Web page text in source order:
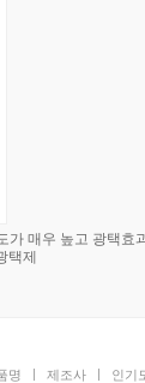
가 매우 높고 광택효
택제
명 | 제조사 | 인기